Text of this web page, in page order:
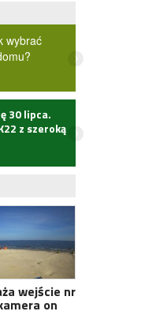
wybrać
30 lipca.
z szeroką
wejście nr
on